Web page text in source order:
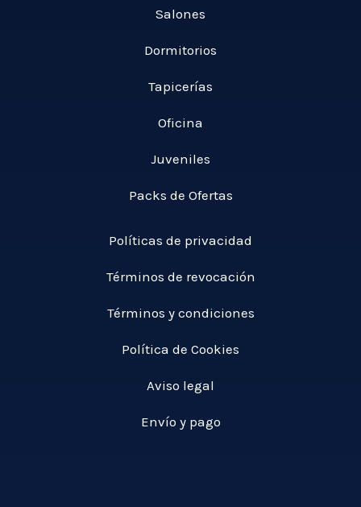
Salones
Dormitorios
Tapicerías
Oficina
Juveniles
Packs de Ofertas
Políticas de privacidad
Términos de revocación
Términos y condiciones
Política de Cookies
Aviso legal
Envío y pago